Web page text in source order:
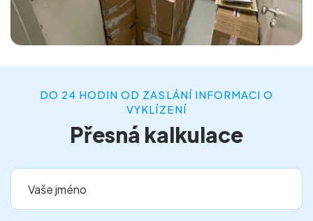
DO 24 HODIN OD ZASLÁNÍ INFORMACI O
VYKLÍZENÍ
Přesná kalkulace
Vaše jméno